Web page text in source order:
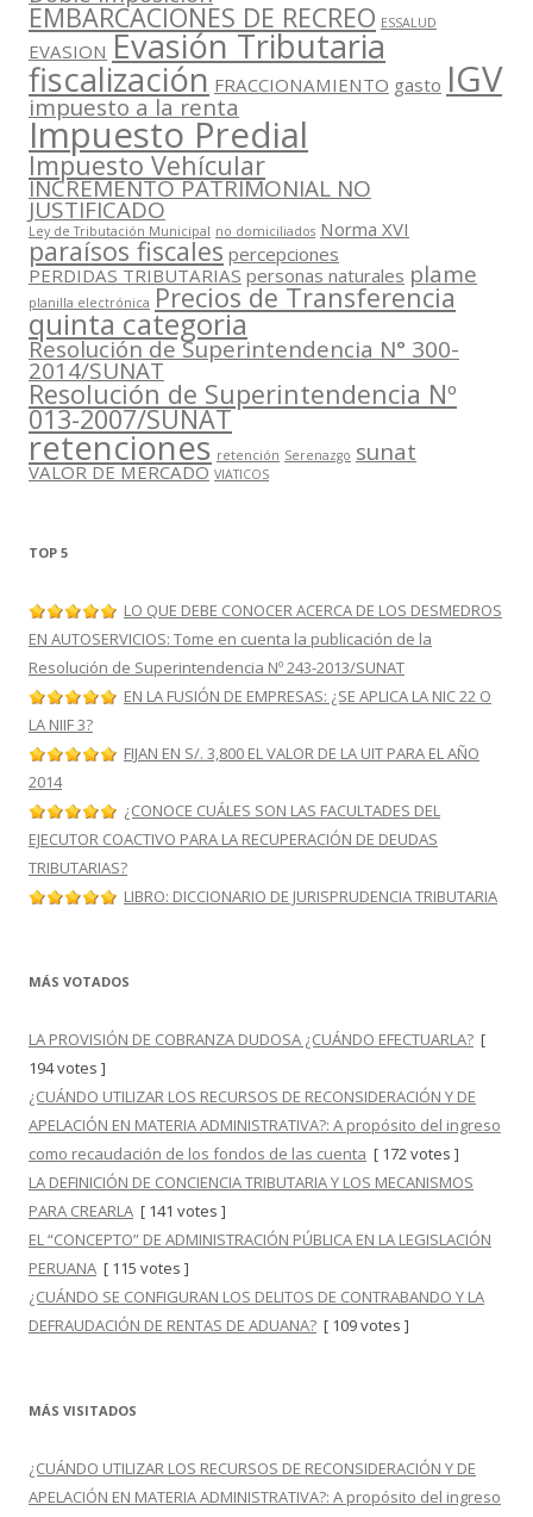
EMBARCACIONES DE RECREO ESSALUD
EVASION Evasión Tributaria
fiscalización FRACCIONAMIENTO gasto IGV
impuesto a la renta
Impuesto Predial
Impuesto Vehícular
INCREMENTO PATRIMONIAL NO
JUSTIFICADO
Ley de Tributación Municipal no domiciliados Norma XVI
paraísos fiscales percepciones
PERDIDAS TRIBUTARIAS personas naturales plame
planilla electrónica Precios de Transferencia
quinta categoria
Resolución de Superintendencia N° 300-
2014/SUNAT
Resolución de Superintendencia Nº
013-2007/SUNAT
retenciones retención Serenazgo sunat
VALOR DE MERCADO VIATICOS
TOP 5
LO QUE DEBE CONOCER ACERCA DE LOS DESMEDROS
EN AUTOSERVICIOS: Tome en cuenta la publicación de la
Resolución de Superintendencia Nº 243-2013/SUNAT
EN LA FUSIÓN DE EMPRESAS: ¿SE APLICA LA NIC 22 O
LA NIIF 3?
FIJAN EN S/. 3,800 EL VALOR DE LA UIT PARA EL AÑO
2014
¿CONOCE CUÁLES SON LAS FACULTADES DEL
EJECUTOR COACTIVO PARA LA RECUPERACIÓN DE DEUDAS
TRIBUTARIAS?
LIBRO: DICCIONARIO DE JURISPRUDENCIA TRIBUTARIA
MÁS VOTADOS
LA PROVISIÓN DE COBRANZA DUDOSA ¿CUÁNDO EFECTUARLA? [
194 votes ]
¿CUÁNDO UTILIZAR LOS RECURSOS DE RECONSIDERACIÓN Y DE
APELACIÓN EN MATERIA ADMINISTRATIVA?: A propósito del ingreso
como recaudación de los fondos de las cuenta [ 172 votes ]
LA DEFINICIÓN DE CONCIENCIA TRIBUTARIA Y LOS MECANISMOS
PARA CREARLA [ 141 votes ]
EL “CONCEPTO” DE ADMINISTRACIÓN PÚBLICA EN LA LEGISLACIÓN
PERUANA [ 115 votes ]
¿CUÁNDO SE CONFIGURAN LOS DELITOS DE CONTRABANDO Y LA
DEFRAUDACIÓN DE RENTAS DE ADUANA? [ 109 votes ]
MÁS VISITADOS
¿CUÁNDO UTILIZAR LOS RECURSOS DE RECONSIDERACIÓN Y DE
APELACIÓN EN MATERIA ADMINISTRATIVA?: A propósito del ingreso